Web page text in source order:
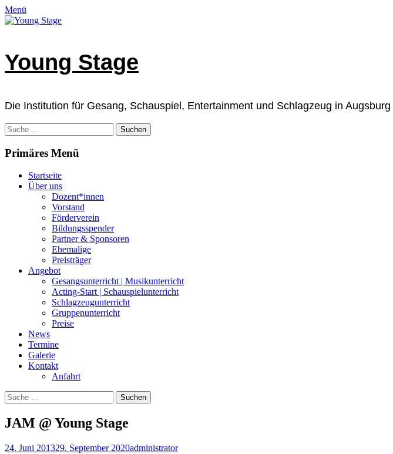
Zum
Inhalt
Facebook
E-
Mail
Instagram
Telefon
Verknüpfung
Menü
Young Stage
Die Institution für Gesang, Schauspiel, Entertainment und Schlagzeug in Augsburg
Suchen
nach:
Primäres Menü
Startseite
Über uns
Dozent*innen
Vorstand
Förderverein
Bildungsspender
Partner & Sponsoren
Ehemalige
Preisträger
Angebot
Gesangsunterricht | Musikunterricht
Acting-Start | Schauspielunterricht
Schlagzeugunterricht
Gruppenunterricht
Preise
News
Termine
Galerie
Kontakt
Anfahrt
Suchen
Suchen
nach:
JAM @ Young Stage
Posted
24. Juni 201329. September 2020Autor
administrator